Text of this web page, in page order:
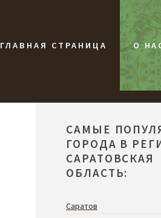
ГЛАВНАЯ СТРАНИЦА О
САМЫЕ
ГОРОДА В
САРАТОВСКАЯ
ОБЛАСТЬ:
Саратов